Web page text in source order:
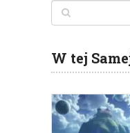
W tej